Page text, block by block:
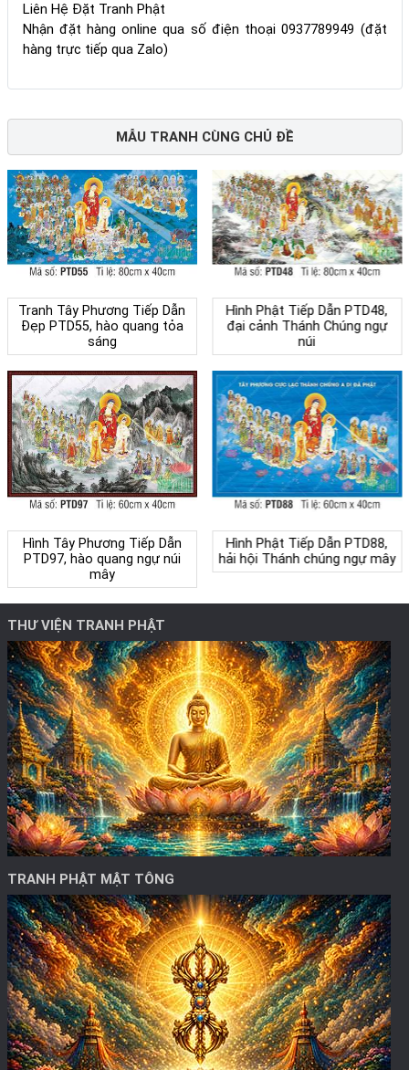
Liên Hệ Đặt Tranh Phật
Nhận đặt hàng online qua số điện thoại 0937789949 (đặt
hàng trực tiếp qua Zalo)
MẪU TRANH CÙNG CHỦ ĐỀ
Tranh Tây Phương Tiếp Dẫn
Đẹp PTD55, hào quang tỏa
sáng
Hình Phật Tiếp Dẫn PTD48,
đại cảnh Thánh Chúng ngự
núi
Hình Tây Phương Tiếp Dẫn
PTD97, hào quang ngự núi
mây
Hình Phật Tiếp Dẫn PTD88,
hải hội Thánh chúng ngự mây
THƯ VIỆN TRANH PHẬT
TRANH PHẬT MẬT TÔNG